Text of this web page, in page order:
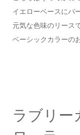
イエローベースにパ
元気な色味のリース
ベーシックカラーの
ラブリー